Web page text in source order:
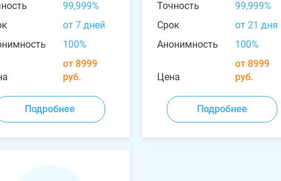
99,999%
от 7 дней
100%
от 8999
руб.
Подробнее
Точность
99,999%
Срок
от 21 дня
Анонимность
100%
Цена
от 8999
руб.
Подробнее